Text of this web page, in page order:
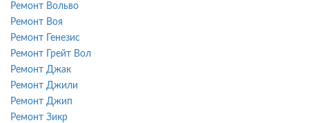
Ремонт Вольво
Ремонт Воя
Ремонт Генезис
Ремонт Грейт Вол
Ремонт Джак
Ремонт Джили
Ремонт Джип
Ремонт Зикр